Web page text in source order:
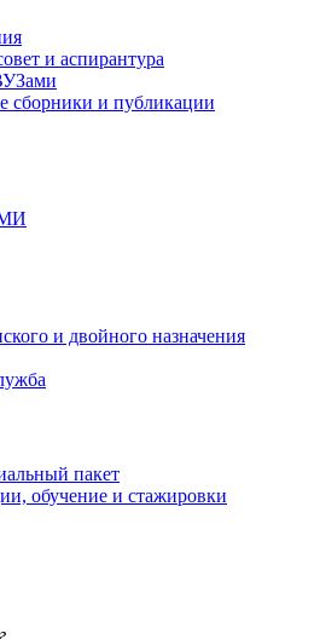
и аспирантура
сборники и публикации
и двойного назначения
пакет
обучение и стажировки